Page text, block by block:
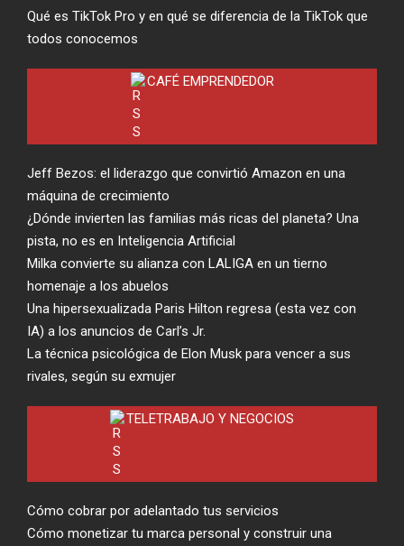
Qué es TikTok Pro y en qué se diferencia de la TikTok que
todos conocemos
CAFÉ EMPRENDEDOR
Jeff Bezos: el liderazgo que convirtió Amazon en una
máquina de crecimiento
¿Dónde invierten las familias más ricas del planeta? Una
pista, no es en Inteligencia Artificial
Milka convierte su alianza con LALIGA en un tierno
homenaje a los abuelos
Una hipersexualizada Paris Hilton regresa (esta vez con
IA) a los anuncios de Carl’s Jr.
La técnica psicológica de Elon Musk para vencer a sus
rivales, según su exmujer
TELETRABAJO Y NEGOCIOS
Cómo cobrar por adelantado tus servicios
Cómo monetizar tu marca personal y construir una